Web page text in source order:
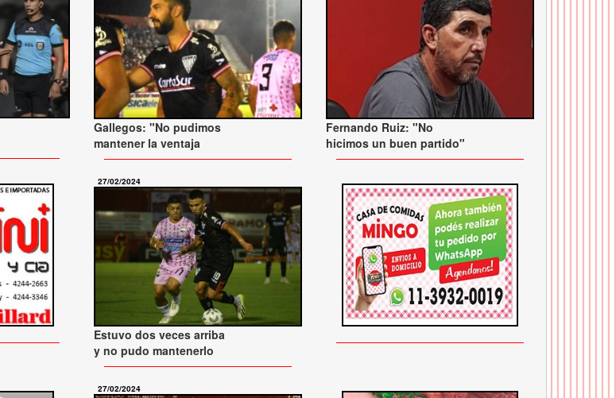
Gallegos: "No pudimos
mantener la ventaja
Fernando Ruiz: "No
hicimos un buen partido"
27/02/2024
Estuvo dos veces arriba
y no pudo mantenerlo
27/02/2024